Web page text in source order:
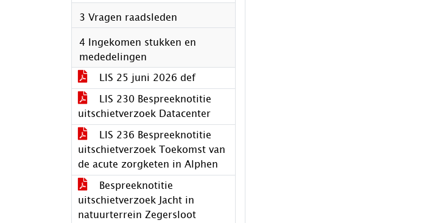
3 Vragen raadsleden
4 Ingekomen stukken en
mededelingen
LIS 25 juni 2026 def
LIS 230 Bespreeknotitie
uitschietverzoek Datacenter
LIS 236 Bespreeknotitie
uitschietverzoek Toekomst van
de acute zorgketen in Alphen
Bespreeknotitie
uitschietverzoek Jacht in
natuurterrein Zegersloot